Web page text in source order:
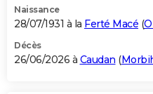
Naissance
28/07/1931 à la Ferté Macé (
Décès
26/06/2026 à Caudan (